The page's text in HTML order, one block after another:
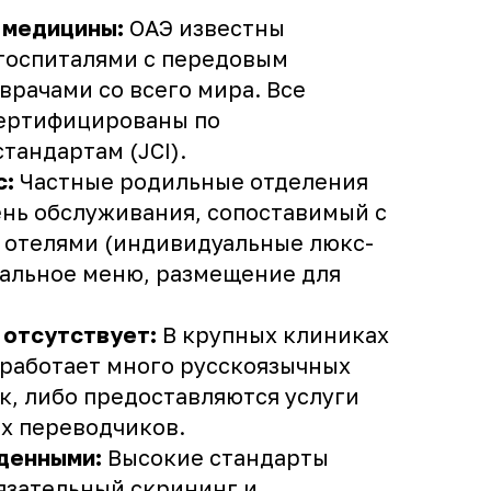
ОАЭ известны
с передовым
со всего мира. Все
по
(JCI).
Частные родильные отделения
обслуживания, сопоставимый с
(индивидуальные люкс-
меню, размещение для
В крупных клиниках
много русскоязычных
либо предоставляются услуги
переводчиков.
Высокие стандарты